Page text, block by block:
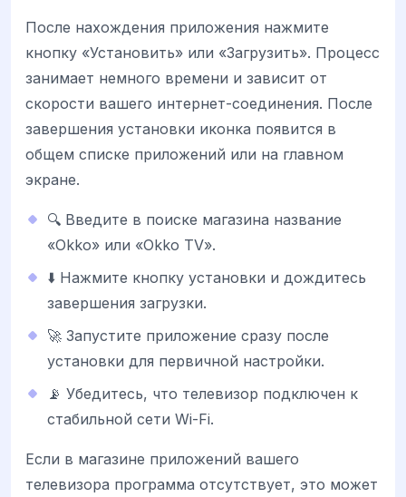
После нахождения приложения нажмите
кнопку «Установить» или «Загрузить». Процесс
занимает немного времени и зависит от
скорости вашего интернет-соединения. После
завершения установки иконка появится в
общем списке приложений или на главном
экране.
🔍 Введите в поиске магазина название
«Okko» или «Okko TV».
⬇️ Нажмите кнопку установки и дождитесь
завершения загрузки.
🚀 Запустите приложение сразу после
установки для первичной настройки.
📡 Убедитесь, что телевизор подключен к
стабильной сети Wi-Fi.
Если в магазине приложений вашего
телевизора программа отсутствует, это может